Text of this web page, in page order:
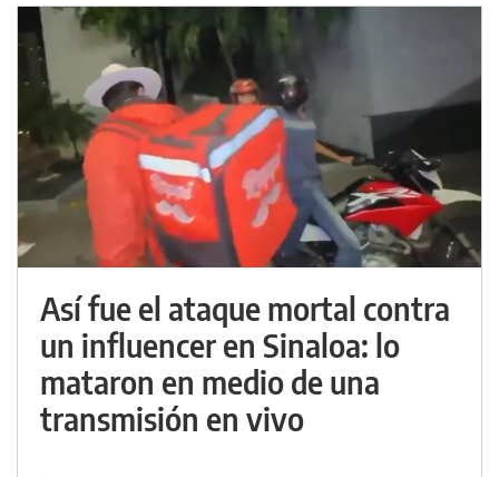
Así fue el ataque mortal contra
un influencer en Sinaloa: lo
mataron en medio de una
transmisión en vivo